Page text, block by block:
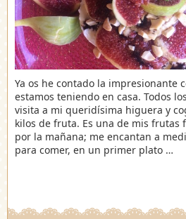
Ya os he contado la impresionante
estamos teniendo en casa. Todos
visita a mi queridísima higuera y
kilos de fruta. Es una de mis frutas
por la mañana; me encantan a
para comer, en un primer plato …